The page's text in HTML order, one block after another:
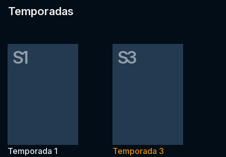
Temporadas
S1
Temporada 1
S3
Temporada 3